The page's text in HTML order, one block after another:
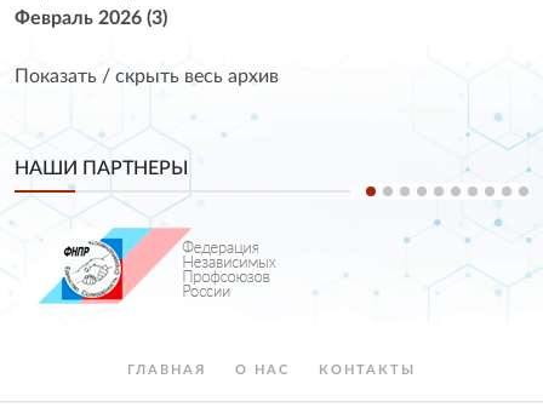
Февраль 2026 (3)
Показать / скрыть весь архив
НАШИ ПАРТНЕРЫ
ГЛАВНАЯ О НАС КОНТАКТЫ